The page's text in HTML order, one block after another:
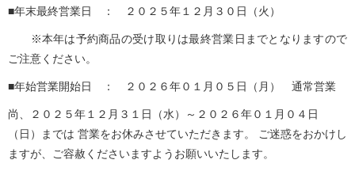
ド
ウ
開
ま
さ
い
し
い
ウ
ン
ド
で
開
き
ま
す)
■年末最終営業日 ： ２０２５年１２月３０日（火）
※本年は予約商品の受け取りは最終営業日までとなりますので
ご注意ください。
■年始営業開始日 ： ２０２６年０１月０５日（月） 通常営業
尚、２０２５年１２月３１日（水）～２０２６年０１月０４日
（日）までは 営業をお休みさせていただきます。 ご迷惑をおかけし
ますが、ご容赦くださいますようお願いいたします。